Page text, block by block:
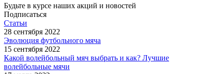
Будьте в курсе наших акций и новостей
Подписаться
Статьи
28 сентября 2022
Эволюция футбольного мяча
15 сентября 2022
Какой волейбольный мяч выбрать и как? Лучшие
волейбольные мячи